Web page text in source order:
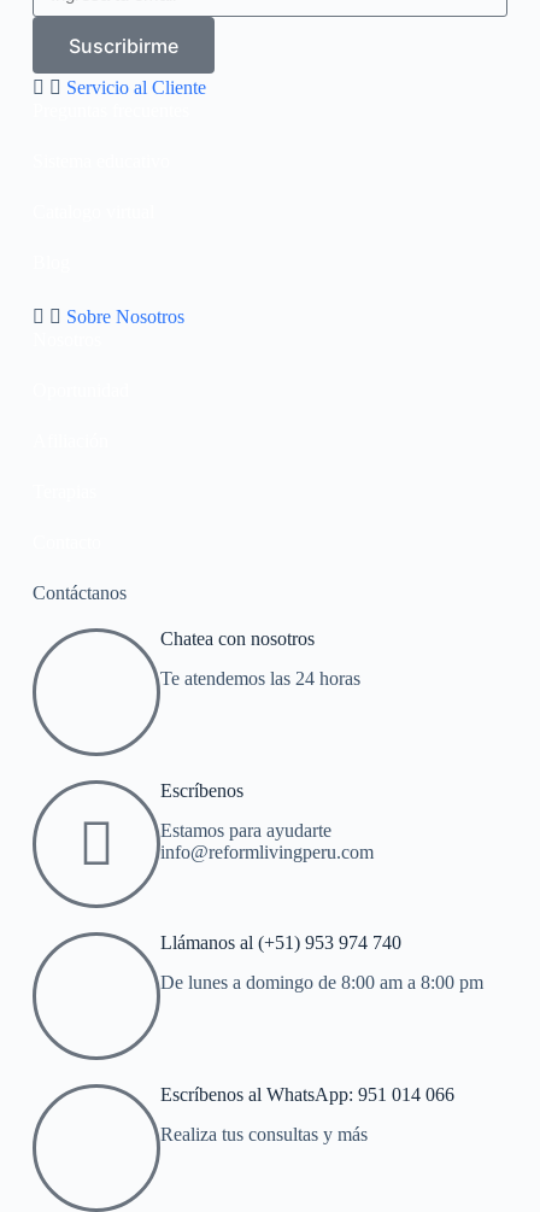
Suscribirme
Servicio al Cliente
Sobre Nosotros
Contáctanos
Chatea con nosotros
Te atendemos las 24 horas
Escríbenos
Estamos para ayudarte
info@reformlivingperu.com
Llámanos al (+51) 953 974 740
De lunes a domingo de 8:00 am a 8:00 pm
Escríbenos al WhatsApp: 951 014 066
Realiza tus consultas y más